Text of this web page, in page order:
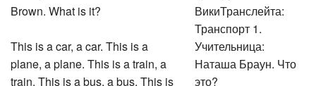
Brown. What is it?
This is a car, a car. This is a
plane, a plane. This is a train, a
ВикиТранслейта:
Транспорт 1.
Учительница:
Наташа Браун. Что